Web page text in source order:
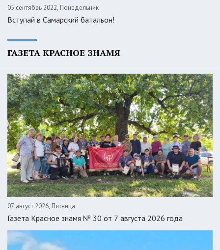
05 сентябрь 2022, Понедельник
Вступай в Самарский батальон!
ГАЗЕТА КРАСНОЕ ЗНАМЯ
07 август 2026, Пятница
Газета Красное знамя № 30 от 7 августа 2026 года